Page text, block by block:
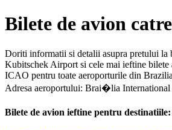
Bilete de avion
Doriti informatii si detalii asupra pretului la
Kubitschek Airport si cele mai ieftine
ICAO pentru toate aeroporturile din
Adresa aeroportului: Brai�lia
Bilete de avion ieftine pentru destinatiile: